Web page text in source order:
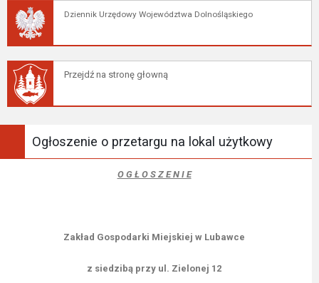
Dziennik Urzędowy Województwa Dolnośląskiego
Przejdź na stronę głowną
Ogłoszenie o przetargu na lokal użytkowy
O G Ł O S Z E N I E
Zakład Gospodarki Miejskiej w Lubawce
z siedzibą przy ul. Zielonej 12